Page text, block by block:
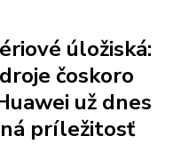
úložiská:
čoskoro
už dnes
príležitosť